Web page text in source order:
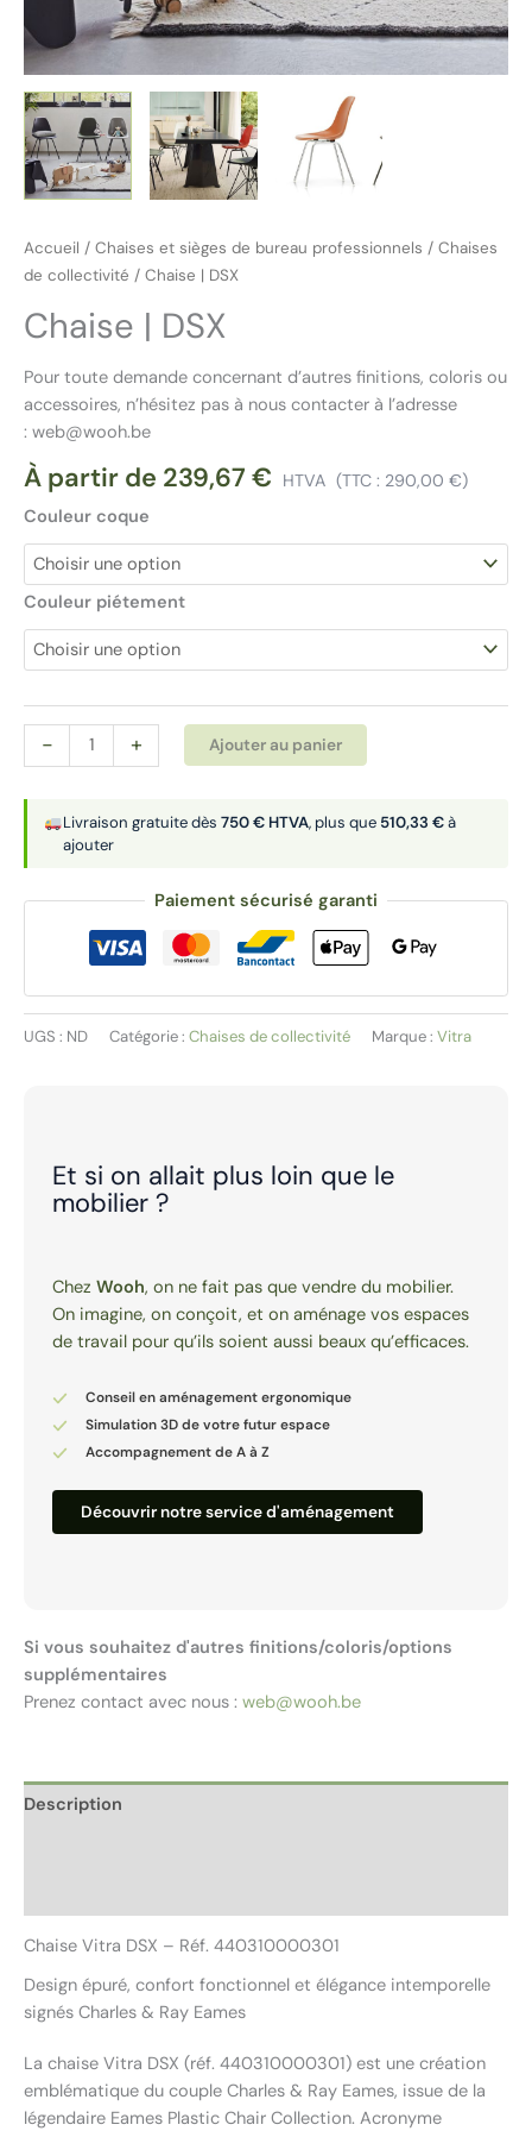
Accueil / Chaises et sièges de bureau professionnels / Chaises
de collectivité / Chaise | DSX
Chaise | DSX
Pour toute demande concernant d’autres finitions, coloris ou
accessoires, n’hésitez pas à nous contacter à l’adresse
: web@wooh.be
À partir de 239,67 € HTVA (TTC : 290,00 €)
Couleur coque
Couleur piétement
-
quantité
de
+ Ajouter au panier
Paiement sécurisé garanti
UGS : ND Catégorie : Chaises de collectivité Marque : Vitra
Livraison gratuite dès750 € HTVA, plus que 510,33 €à
ajouter
Et si on allait plus loin que le
mobilier ?
Chez Wooh, on ne fait pas que vendre du mobilier.
On imagine, on conçoit, et on aménage vos espaces
de travail pour qu’ils soient aussi beaux qu’efficaces.
Conseil en aménagement ergonomique
Simulation 3D de votre futur espace
Accompagnement de A à Z
Découvrir notre service d'aménagement
Si vous souhaitez d'autres finitions/coloris/options
supplémentaires
Prenez contact avec nous : web@wooh.be
Description
Chaise Vitra DSX – Réf. 440310000301
Design épuré, confort fonctionnel et élégance intemporelle
signés Charles & Ray Eames
La chaise Vitra DSX (réf. 440310000301) est une création
emblématique du couple Charles & Ray Eames, issue de la
légendaire Eames Plastic Chair Collection. Acronyme